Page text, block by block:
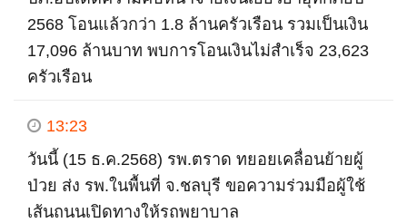
2568 โอนแล้วกว่า 1.8 ล้านครัวเรือน รวมเป็นเงิน
17,096 ล้านบาท พบการโอนเงินไม่สำเร็จ 23,623
ครัวเรือน
13:23
วันนี้ (15 ธ.ค.2568) รพ.ตราด ทยอยเคลื่อนย้ายผู้
ป่วย ส่ง รพ.ในพื้นที่ จ.ชลบุรี ขอความร่วมมือผู้ใช้
เส้นถนนเปิดทางให้รถพยาบาล